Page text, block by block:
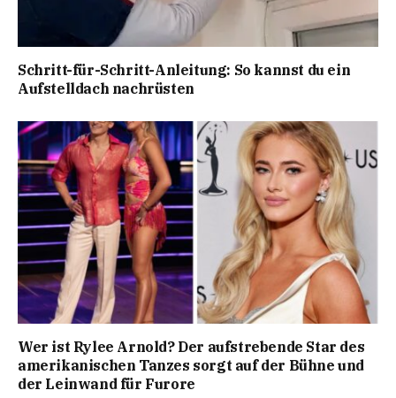
Schritt-für-Schritt-Anleitung: So kannst du ein
Aufstelldach nachrüsten
Wer ist Rylee Arnold? Der aufstrebende Star des
amerikanischen Tanzes sorgt auf der Bühne und
der Leinwand für Furore